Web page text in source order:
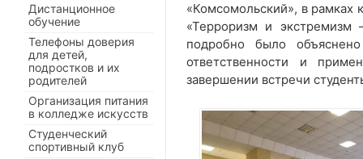
«Комсомольский», в
«Терроризм и
подробно было
ответственности и
завершении встречи
Дистанционное
обучение
Телефоны доверия
для детей,
подростков и их
родителей
Организация питания
в колледже искусств
Студенческий
спортивный клуб